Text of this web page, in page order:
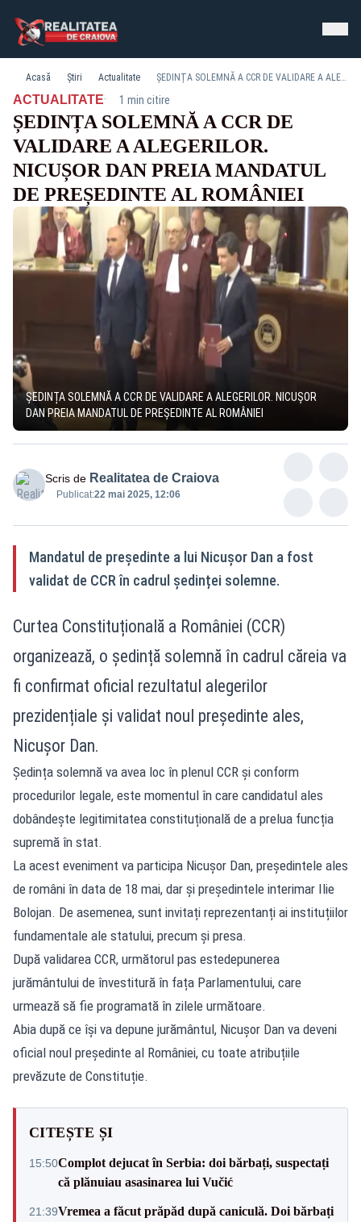
Acasă Știri Actualitate ȘEDINȚA SOLEMNĂ A CCR DE VALIDARE A ALEGERILOR. NICUȘOR DAN PREIA MANDATUL DE PREȘEDINTE AL ROMÂNIEI
ACTUALITATE· 1 min citire
ȘEDINȚA SOLEMNĂ A CCR DE
VALIDARE A ALEGERILOR.
NICUȘOR DAN PREIA MANDATUL
DE PREȘEDINTE AL ROMÂNIEI
ȘEDINȚA SOLEMNĂ A CCR DE VALIDARE A ALEGERILOR. NICUȘOR
DAN PREIA MANDATUL DE PREȘEDINTE AL ROMÂNIEI
Scris de Realitatea de Craiova
Publicat:22 mai 2025, 12:06
Mandatul de președinte a lui Nicușor Dan a fost
validat de CCR în cadrul ședinței solemne.
Curtea Constituțională a României (CCR)
organizează, o ședință solemnă în cadrul căreia va
fi confirmat oficial rezultatul alegerilor
prezidențiale și validat noul președinte ales,
Nicușor Dan.
Ședința solemnă va avea loc în plenul CCR și conform
procedurilor legale, este momentul în care candidatul ales
dobândește legitimitatea constituțională de a prelua funcția
supremă în stat.
La acest eveniment va participa Nicușor Dan, președintele ales
de români în data de 18 mai, dar și președintele interimar Ilie
Bolojan. De asemenea, sunt invitați reprezentanți ai instituțiilor
fundamentale ale statului, precum și presa.
După validarea CCR, următorul pas estedepunerea
jurământului de învestitură în fața Parlamentului, care
urmează să fie programată în zilele următoare.
Abia după ce își va depune jurământul, Nicușor Dan va deveni
oficial noul președinte al României, cu toate atribuțiile
prevăzute de Constituție.
CITEȘTE ȘI
15:50Complot dejucat în Serbia: doi bărbați, suspectați
că plănuiau asasinarea lui Vučić
21:39Vremea a făcut prăpăd după caniculă. Doi bărbați